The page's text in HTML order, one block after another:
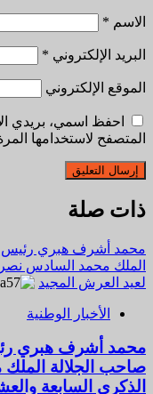
الاسم *
البريد الإلكتروني *
الموقع الإلكتروني
احفظ اسمي، بريدي
المتصفح لاستخدامها
ذات صلة
محمد أشرف هبري رئيس
الملك محمد السادس
لعيد العرش المجيد
الأخبار الوطنية
محمد أشرف هبري
صاحب الجلالة
الذكرى السابعة